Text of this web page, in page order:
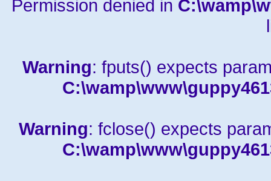
Permission denied in
Warning: fputs() expects
Warning: fclose() expects